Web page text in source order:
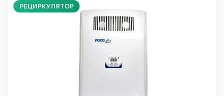
РЕЦИРКУЛЯТОР